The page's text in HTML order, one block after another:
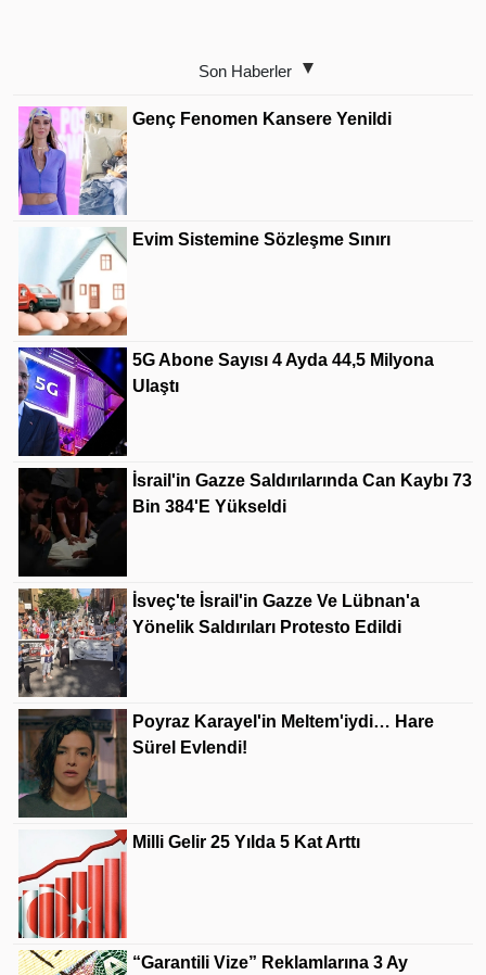
Son Haberler
Genç Fenomen Kansere Yenildi
Evim Sistemine Sözleşme Sınırı
5G Abone Sayısı 4 Ayda 44,5 Milyona
Ulaştı
İsrail'in Gazze Saldırılarında Can Kaybı 73
Bin 384'e Yükseldi
İsveç'te İsrail'in Gazze Ve Lübnan'a
Yönelik Saldırıları Protesto Edildi
Poyraz Karayel'in Meltem'iydi… Hare
Sürel Evlendi!
Milli Gelir 25 Yılda 5 Kat Arttı
“Garantili Vize” Reklamlarına 3 Ay